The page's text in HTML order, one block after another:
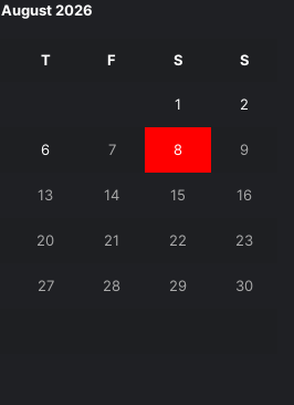
August 2026
T F S S
1 2
6 7 8 9
13 14 15 16
20 21 22 23
27 28 29 30